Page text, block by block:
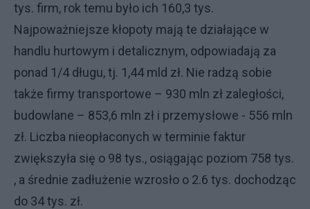
tys. firm, rok temu było ich 160,3 tys.
Najpoważniejsze kłopoty mają te działające w
handlu hurtowym i detalicznym, odpowiadają za
ponad 1/4 długu, tj. 1,44 mld zł. Nie radzą sobie
także firmy transportowe – 930 mln zł zaległości,
budowlane – 853,6 mln zł i przemysłowe - 556 mln
zł. Liczba nieopłaconych w terminie faktur
zwiększyła się o 98 tys., osiągając poziom 758 tys.
, a średnie zadłużenie wzrosło o 2.6 tys. dochodząc
do 34 tys. zł.